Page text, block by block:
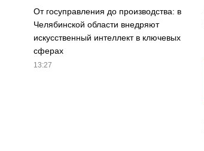
От госуправления до производства: в
Челябинской области внедряют
искусственный интеллект в ключевых
сферах
13:27